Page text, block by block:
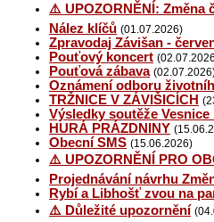
⚠️ UPOZORNĚNÍ: Změna
Nález klíčů (01.07.2026)
Zpravodaj Závišan -
Pouťový koncert
Pouťová zábava
Oznámení odboru
TRŽNICE V ZÁVIŠICÍCH
Výsledky soutěže
HURÁ PRÁZDNINY
Obecní SMS (15.06.2026)
⚠️ UPOZORNĚNÍ PRO
Projednávání návrhu
Rybí a Libhošť zvou na
⚠️ Důležité upozornění